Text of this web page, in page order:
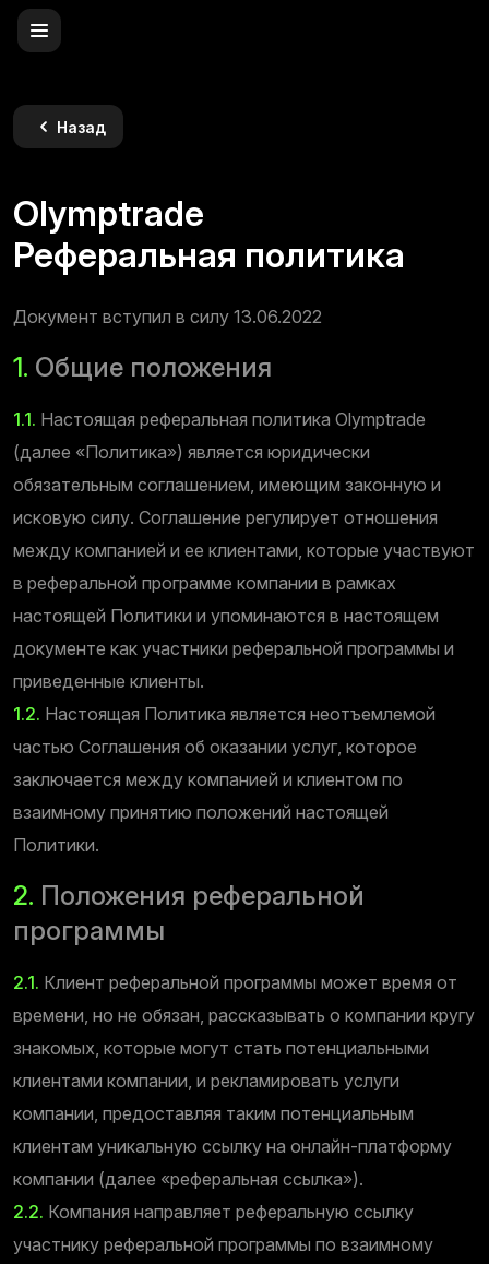
Назад
Olymptrade
Реферальная политика
Документ вступил в силу 13.06.2022
1. Общие положения
1.1. Настоящая реферальная политика Olymptrade
(далее «Политика») является юридически
обязательным соглашением, имеющим законную и
исковую силу. Соглашение регулирует отношения
между компанией и ее клиентами, которые участвуют
в реферальной программе компании в рамках
настоящей Политики и упоминаются в настоящем
документе как участники реферальной программы и
приведенные клиенты.
1.2. Настоящая Политика является неотъемлемой
частью Соглашения об оказании услуг, которое
заключается между компанией и клиентом по
взаимному принятию положений настоящей
Политики.
2. Положения реферальной
программы
2.1. Клиент реферальной программы может время от
времени, но не обязан, рассказывать о компании кругу
знакомых, которые могут стать потенциальными
клиентами компании, и рекламировать услуги
компании, предоставляя таким потенциальным
клиентам уникальную ссылку на онлайн-платформу
компании (далее «реферальная ссылка»).
2.2. Компания направляет реферальную ссылку
участнику реферальной программы по взаимному